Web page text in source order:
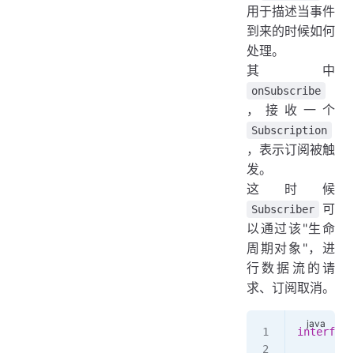
用于描述当事件
到来的时候如何
处理。
其中
onSubscribe
，接收一个
Subscription
，表示订阅被触
发。
这时候
Subscriber
可
以通过该"生命
周期对象"，进
行数据流的请
求、订阅取消。
interface